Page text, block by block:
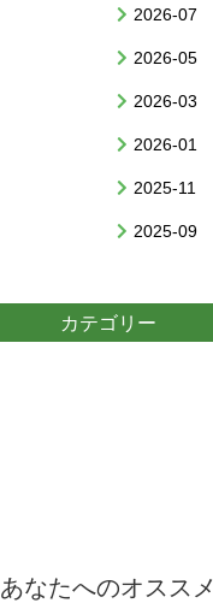
2026-07
2026-05
2026-03
2026-01
2025-11
2025-09
カテゴリー
あなたへのオススメ